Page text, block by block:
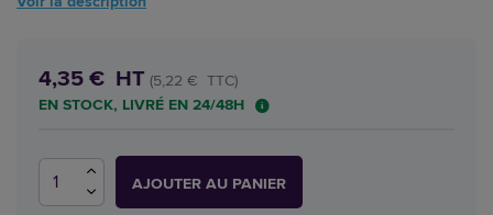
4,35 € HT (5,22 € TTC)
EN STOCK, LIVRÉ EN 24/48H
AJOUTER AU PANIER